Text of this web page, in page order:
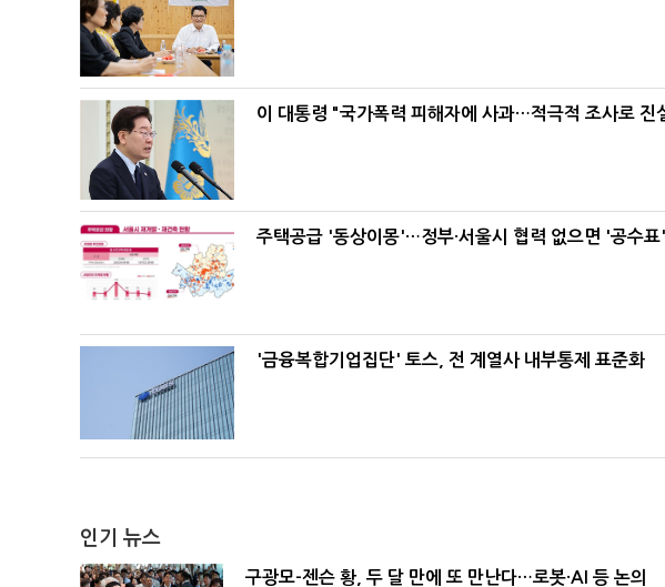
이 대통령 "국가폭력 피해자에 사과…적극적 조사로 진
주택공급 '동상이몽'…정부·서울시 협력 없으면 '공수표'
'금융복합기업집단' 토스, 전 계열사 내부통제 표준화
인기 뉴스
구광모-젠슨 황, 두 달 만에 또 만난다…로봇·AI 등 논의